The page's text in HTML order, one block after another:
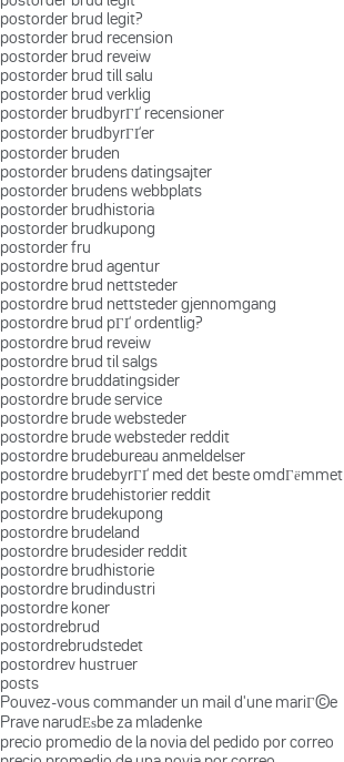
postorder brud legit?
postorder brud recension
postorder brud reveiw
postorder brud till salu
postorder brud verklig
postorder brudbyrГҐ recensioner
postorder brudbyrГҐer
postorder bruden
postorder brudens datingsajter
postorder brudens webbplats
postorder brudhistoria
postorder brudkupong
postorder fru
postordre brud agentur
postordre brud nettsteder
postordre brud nettsteder gjennomgang
postordre brud pГҐ ordentlig?
postordre brud reveiw
postordre brud til salgs
postordre bruddatingsider
postordre brude service
postordre brude websteder
postordre brude websteder reddit
postordre brudebureau anmeldelser
postordre brudebyrГҐ med det beste omdГёmmet
postordre brudehistorier reddit
postordre brudekupong
postordre brudeland
postordre brudesider reddit
postordre brudhistorie
postordre brudindustri
postordre koner
postordrebrud
postordrebrudstedet
postordrev hustruer
posts
Pouvez-vous commander un mail d'une mariГ©e
Prave narudЕѕbe za mladenke
precio promedio de la novia del pedido por correo